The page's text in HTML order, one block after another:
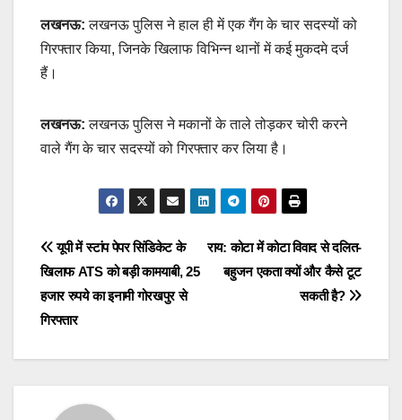
लखनऊ: लखनऊ पुलिस ने हाल ही में एक गैंग के चार सदस्यों को
गिरफ्तार किया, जिनके खिलाफ विभिन्न थानों में कई मुकदमे दर्ज
हैं।
लखनऊ: लखनऊ पुलिस ने मकानों के ताले तोड़कर चोरी करने
वाले गैंग के चार सदस्यों को गिरफ्तार कर लिया है।
Post
navigation
राय: कोटा में कोटा विवाद से दलित-
बहुजन एकता क्यों और कैसे टूट
सकती है?
यूपी में स्टांप पेपर सिंडिकेट के
खिलाफ ATS को बड़ी कामयाबी, 25
हजार रुपये का इनामी गोरखपुर से
गिरफ्तार